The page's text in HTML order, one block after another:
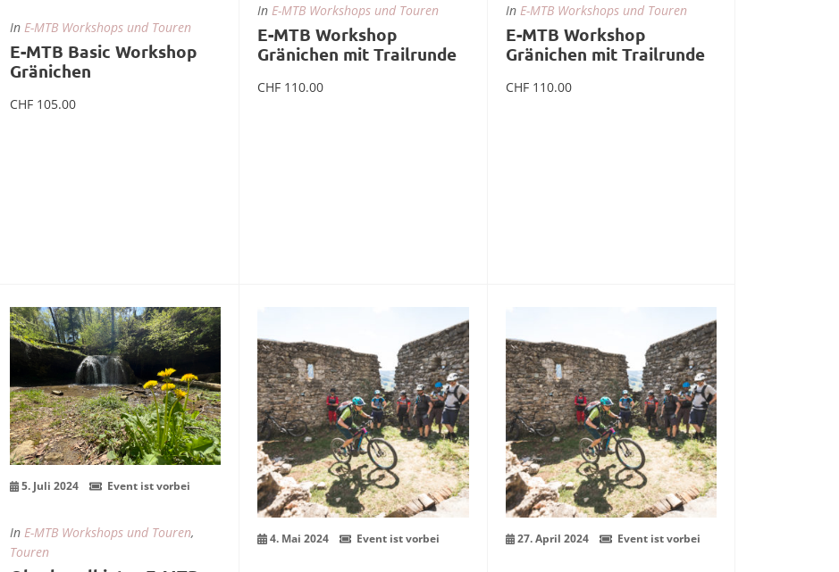
In E-MTB Workshops und Touren
E-MTB Basic Workshop
Gränichen
CHF105.00
In E-MTB Workshops und Touren
E-MTB Workshop
Gränichen mit Trailrunde
CHF 110.00
In E-MTB Workshops und Touren
E-MTB Workshop
Gränichen mit Trailrunde
CHF110.00
05
Juli
5. Juli 2024 Event ist vorbei
In E-MTB Workshops und Touren,
Touren
Mai
4. Mai 2024 Event ist vorbei
Apr.
27. April 2024 Event ist vorbei